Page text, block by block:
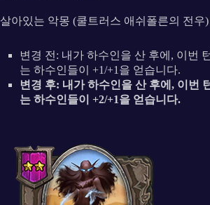
살아있는 악몽 (쿨트러스 애쉬폴른의 전우)
변경 전: 내가 하수인을 산 후에, 이번
는 하수인들이 +1/+1을 얻습니다.
변경 후: 내가 하수인을 산 후에, 이번
는 하수인들이 +2/+1을 얻습니다.